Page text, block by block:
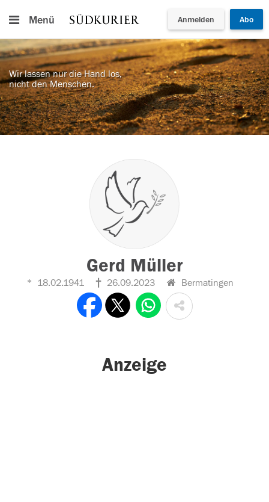
Menü Anmelden Abo
Wir lassen nur die Hand los,
nicht den Menschen.
Gerd Müller
18.02.1941 26.09.2023 Bermatingen
Anzeige